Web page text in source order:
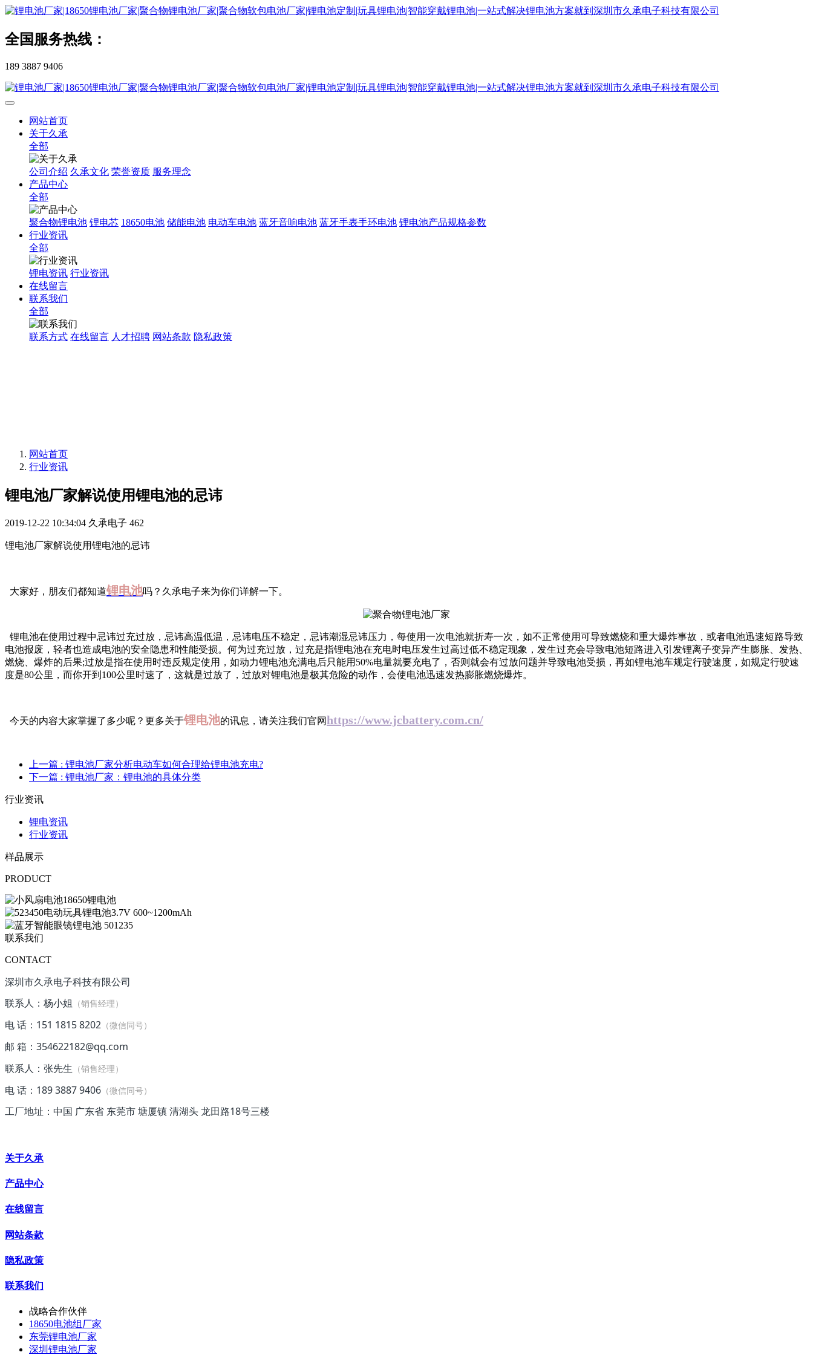
全国服务热线：
189 3887 9406
网站首页
关于久承
全部
公司介绍 久承文化 荣誉资质 服务理念
产品中心
全部
聚合物锂电池 锂电芯 18650电池 储能电池 电动车电池 蓝牙音响电池 蓝牙手表手环电池 锂电池产品规格参数
行业资讯
全部
锂电资讯 行业资讯
在线留言
联系我们
全部
联系方式 在线留言 人才招聘 网站条款 隐私政策
网站首页
行业资讯
锂电池厂家解说使用锂电池的忌讳
2019-12-22 10:34:04 久承电子 462
锂电池厂家解说使用锂电池的忌讳
大家好，朋友们都知道锂电池吗？久承电子来为你们详解一下。
锂电池在使用过程中忌讳过充过放，忌讳高温低温，忌讳电压不稳定，忌讳潮湿忌讳压力，每使用一次电池就折寿一次，如不正常使用可导致燃烧和重大爆炸事故，或者电池迅速短路导致
电池报废，轻者也造成电池的安全隐患和性能受损。何为过充过放，过充是指锂电池在充电时电压发生过高过低不稳定现象，发生过充会导致电池短路进入引发锂离子变异产生膨胀、发热、
燃烧、爆炸的后果;过放是指在使用时违反规定使用，如动力锂电池充满电后只能用50%电量就要充电了，否则就会有过放问题并导致电池受损，再如锂电池车规定行驶速度，如规定行驶速
度是80公里，而你开到100公里时速了，这就是过放了，过放对锂电池是极其危险的动作，会使电池迅速发热膨胀燃烧爆炸。
今天的内容大家掌握了多少呢？更多关于锂电池的讯息，请关注我们官网https://www.jcbattery.com.cn/
上一篇 : 锂电池厂家分析电动车如何合理给锂电池充电?
下一篇 : 锂电池厂家：锂电池的具体分类
行业资讯
锂电资讯
行业资讯
样品展示
PRODUCT
联系我们
CONTACT
深圳市久承电子科技有限公司
联系人：杨小姐 （销售经理）
电 话：151 1815 8202 （微信同号）
邮 箱：354622182@qq.com
联系人：张先生 （销售经理）
电 话：189 3887 9406 （微信同号）
工厂地址：中国 广东省 东莞市 塘厦镇 清湖头 龙田路18号三楼
关于久承
产品中心
在线留言
网站条款
隐私政策
联系我们
战略合作伙伴
18650电池组厂家
东莞锂电池厂家
深圳锂电池厂家